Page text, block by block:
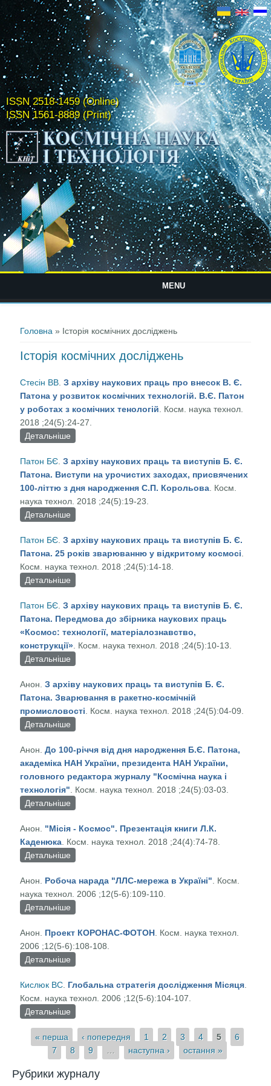
ISSN 2518-1459 (Online)
ISSN 1561-8889 (Print)
MENU
Головна » Історія космічних досліджень
Історія космічних досліджень
Стесін ВВ .З архіву наукових праць про внесок В. Є.
Патона у розвиток космічних технологій. В.Є. Патон
у роботах з космічних тенологій . Косм. наука технол.
2018 ;24(5):24-27.
Детальніше
Патон у роботах з космічних тенологій
Патон БЄ .З архіву наукових праць та виступів Б. Є.
Патона. Виступи на урочистих заходах, присвячених
100-літтю з дня народження С.П. Корольова . Косм.
наука технол. 2018 ;24(5):19-23.
Детальніше
присвячених 100-літтю з дня народження С.П.
Корольова
Патон БЄ .З архіву наукових праць та виступів Б. Є.
Патона. 25 років зварюванню у відкритому космосі
Косм. наука технол. 2018 ;24(5):14-18.
Детальніше
космосі
Патон БЄ .З архіву наукових праць та виступів Б. Є.
Патона. Передмова до збірника наукових праць
«Космос: технології, матеріалознавство,
конструкції» . Косм. наука технол. 2018 ;24(5):10-13.
Детальніше
«Космос: технології, матеріалознавство,
конструкції»
Анон. З архіву наукових праць та виступів Б. Є.
Патона. Зварювання в ракетно-космічній
промисловості . Косм. наука технол. 2018 ;24(5):04-09.
Детальніше
промисловості
Анон. До 100-річчя від дня народження Б.Є. Патона,
академіка НАН України, президента НАН України,
головного редактора журналу "Космічна наука і
технологія" . Косм. наука технол. 2018 ;24(5):03-03.
Детальніше
України, головного редактора журналу "Космічна
наука і технологія"
Анон.
"Місія - Космос". Презентація книги Л.К.
Каденюка . Косм. наука технол. 2018 ;24(4):74-78.
Детальніше
Анон.
Робоча нарада "ЛЛС-мережа в Україні" . Косм.
наука технол. 2006 ;12(5-6):109-110.
Детальніше
Анон. Проект КОРОНАС-ФОТОН . Косм. наука технол.
2006 ;12(5-6):108-108.
Детальніше
Кислюк ВС Глобальна стратегія дослідження Місяця
Косм. наука технол. 2006 ;12(5-6):104-107.
Детальніше
Сторінки
« перша ‹ попередня 1 2 3 4 5
6
7
8 9 наступна › остання »
Рубрики журналу